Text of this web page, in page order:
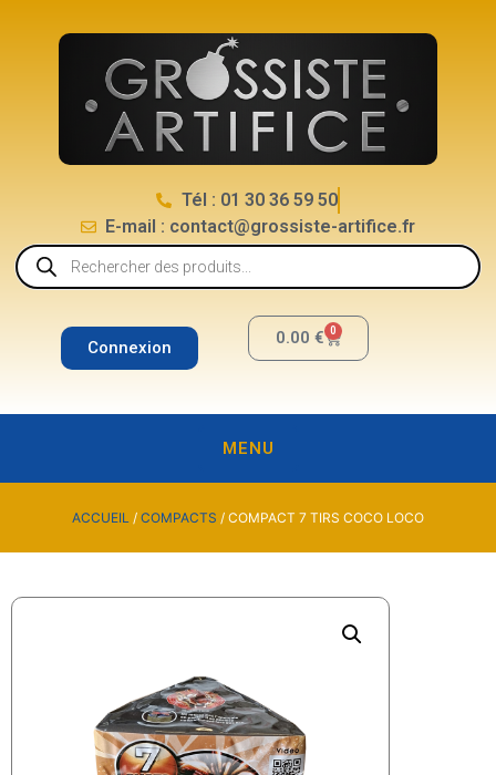
Tél : 01 30 36 59 50
E-mail : contact@grossiste-artifice.fr
Connexion 0.00 € 0
ACCUEIL / COMPACTS / COMPACT 7 TIRS COCO LOCO